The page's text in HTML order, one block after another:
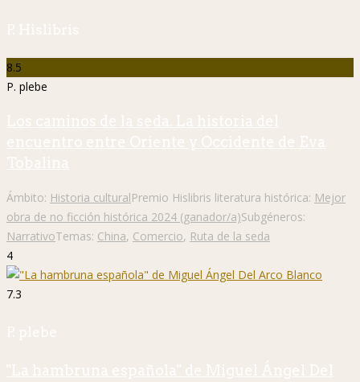
P. Hislibris
8.5
P. plebe
Los caminos de la seda. La historia del
encuentro entre Oriente y Occidente de Eva
Tobalina
Ámbito: Historia culturalPremio Hislibris literatura histórica: Mejor
obra de no ficción histórica 2024 (ganador/a)Subgéneros:
NarrativoTemas: China, Comercio, Ruta de la seda
4
7.3
P. plebe
"La hambruna española" de Miguel Ángel Del